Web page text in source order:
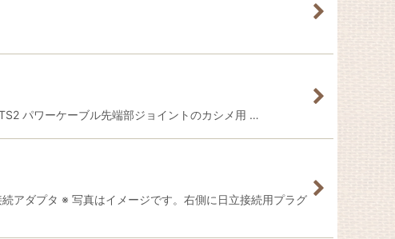
パワーケーブル先端部ジョイントのカシメ用 …
アダプタ ※ 写真はイメージです。右側に日立接続用プラグ